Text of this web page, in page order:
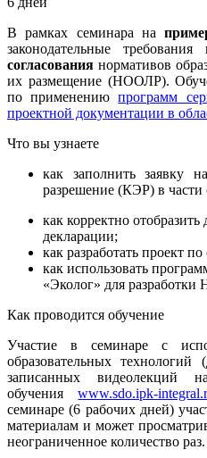
В рамках семинара на
законодательные
согласования нормативов
их размещение (НООЛР).
по применениюпрограмм
проектной документации в
Что вы узнаете
как заполнить заявку
разрешение (КЭР) в части
как корректно
декларации;
как разработать проект
как использовать
«Эколог» для
Как проводится обучение
Участие в семинаре с
образовательных
записанных видеолекций
обученияwww.sdo.ipk-
семинаре (6 рабочих дней)
материалам и может
неограниченное количество раз.